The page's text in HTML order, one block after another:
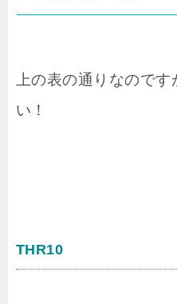
上の表の通りなので
い！
THR10